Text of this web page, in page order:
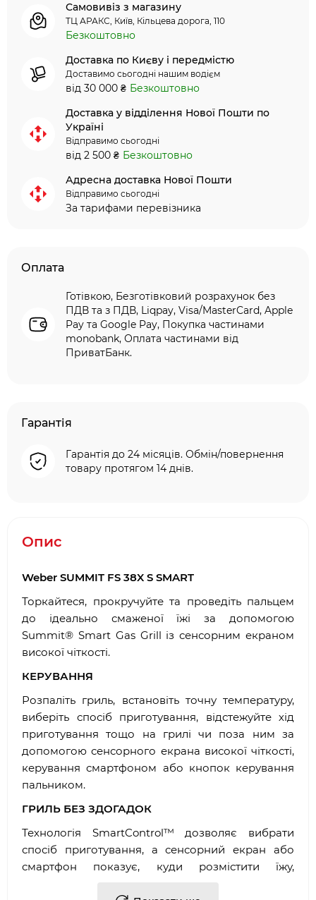
Самовивіз з магазину
ТЦ АРАКС, Київ, Кільцева дорога, 110
Безкоштовно
Доставка по Києву і передмістю
Доставимо сьогодні нашим водієм
від 30 000 ₴ Безкоштовно
Доставка у відділення Нової Пошти по
Україні
Відправимо сьогодні
від 2 500 ₴ Безкоштовно
Адресна доставка Нової Пошти
Відправимо сьогодні
За тарифами перевізника
Оплата
Готівкою, Безготівковий розрахунок без
ПДВ та з ПДВ, Liqpay, Visa/MasterCard, Apple
Pay та Google Pay, Покупка частинами
monobank, Оплата частинами від
ПриватБанк.
Гарантія
Гарантія до 24 місяців. Обмін/повернення
товару протягом 14 днів.
Опис
Weber SUMMIT FS 38X S SMART
Торкайтеся, прокручуйте та проведіть пальцем
до ідеально смаженої їжі за допомогою
Summit® Smart Gas Grill із сенсорним екраном
високої чіткості.
КЕРУВАННЯ
Розпаліть гриль, встановіть точну температуру,
виберіть спосіб приготування, відстежуйте хід
приготування тощо на грилі чи поза ним за
допомогою сенсорного екрана високої чіткості,
керування смартфоном або кнопок керування
пальником.
ГРИЛЬ БЕЗ ЗДОГАДОК
Технологія SmartControl™ дозволяє вибрати
спосіб приготування, а сенсорний екран або
смартфон показує, куди розмістити їжу,